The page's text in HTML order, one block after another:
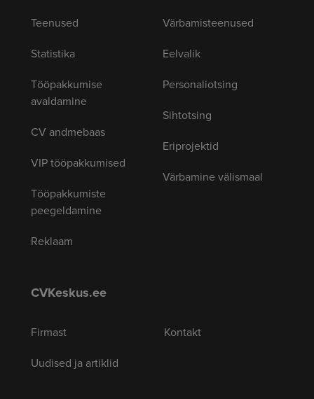
Teenused
Statistika
Tööpakkumise
avaldamine
CV andmebaas
VIP tööpakkumised
Tööpakkumiste
peegeldamine
Reklaam
Värbamisteenused
Eelvalik
Personaliotsing
Sihtotsing
Eriprojektid
Värbamine välismaal
CVKeskus.ee
Firmast
Uudised ja artiklid
Kontakt